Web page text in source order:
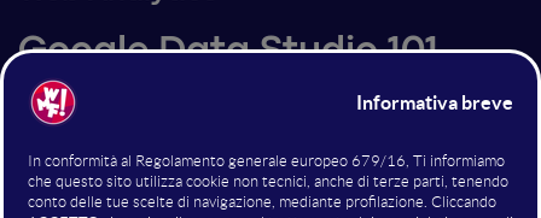
Google Data Studio 101
Come creare il pannello di controllo del tuo business